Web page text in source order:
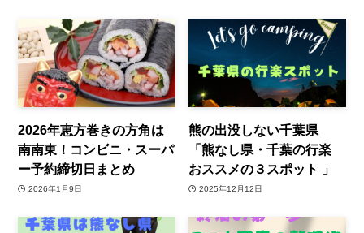
2026年恵方巻きの方角は
南南東！コンビニ・スーパ
ー予約締切日まとめ
2026年1月9日
熊の出没しない千葉県
「熊なし県・千葉の行楽
おススメの３スポット 」
2025年12月12日